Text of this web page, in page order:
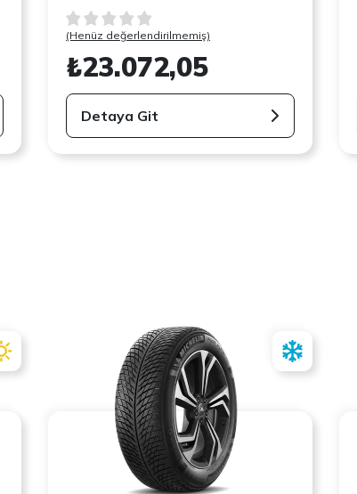
(Henüz değerlendirilmemiş)
₺23.072,05
Detaya Git